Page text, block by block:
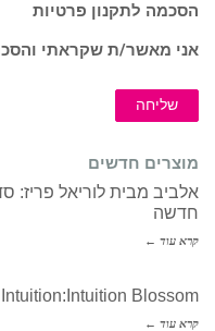
הסכמה לתקנון פרטיות
אני מאשר/ת שקראתי
שליחה
מוצרים חדשים
אלביב מבית לוריאל פריז:
חדשה
קרא עוד ←
Intuition:Intuition Blossom
קרא עוד ←